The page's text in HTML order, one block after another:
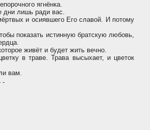
ягнёнка.
дни лишь ради вас.
и осиявшего Его славой. И потому
показать истинную братскую любовь,
живёт и будет жить вечно.
в траве. Трава высыхает, и цветок
вам.
-